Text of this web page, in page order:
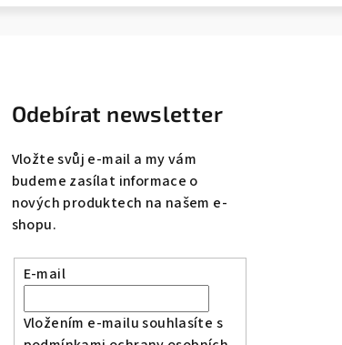
Odebírat newsletter
Vložte svůj e-mail a my vám
budeme zasílat informace o
nových produktech na našem e-
shopu.
E-mail
Vložením e-mailu souhlasíte s